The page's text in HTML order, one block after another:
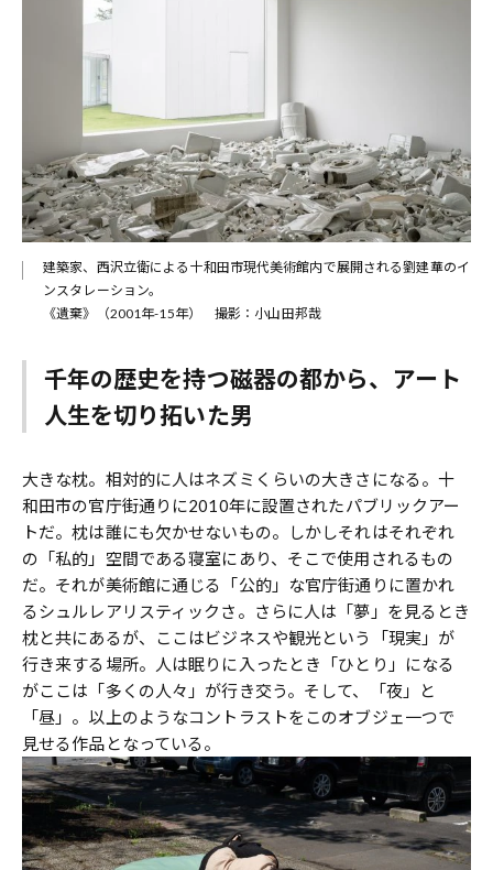
建築家、西沢立衛による十和田市現代美術館内で展開される劉建華のイ
ンスタレーション。
《遺棄》（2001年-15年） 撮影：小山田邦哉
千年の歴史を持つ磁器の都から、アート
人生を切り拓いた男
大きな枕。相対的に人はネズミくらいの大きさになる。十
和田市の官庁街通りに2010年に設置されたパブリックアー
トだ。枕は誰にも欠かせないもの。しかしそれはそれぞれ
の「私的」空間である寝室にあり、そこで使用されるもの
だ。それが美術館に通じる「公的」な官庁街通りに置かれ
るシュルレアリスティックさ。さらに人は「夢」を見るとき
枕と共にあるが、ここはビジネスや観光という「現実」が
行き来する場所。人は眠りに入ったとき「ひとり」になる
がここは「多くの人々」が行き交う。そして、「夜」と
「昼」。以上のようなコントラストをこのオブジェ一つで
見せる作品となっている。